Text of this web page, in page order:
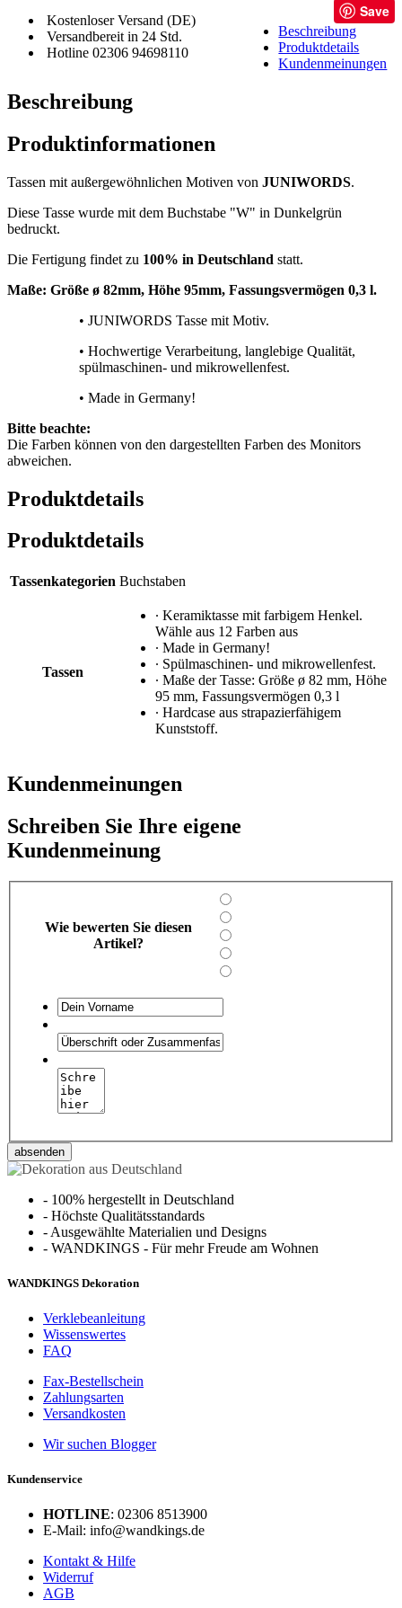
Kostenloser Versand (DE)
Versandbereit in 24 Std.
Hotline 02306 94698110
Save
Beschreibung
Produktdetails
Kundenmeinungen
Beschreibung
Produktinformationen
Tassen mit außergewöhnlichen Motiven von JUNIWORDS.
Diese Tasse wurde mit dem Buchstabe "W" in Dunkelgrün
bedruckt.
Die Fertigung findet zu 100% in Deutschland statt.
Maße: Größe ø 82mm, Höhe 95mm, Fassungsvermögen 0,3 l.
• JUNIWORDS Tasse mit Motiv.
• Hochwertige Verarbeitung, langlebige Qualität,
spülmaschinen- und mikrowellenfest.
• Made in Germany!
Bitte beachte:
Die Farben können von den dargestellten Farben des Monitors
abweichen.
Produktdetails
Produktdetails
Tassenkategorien Buchstaben
Tassen
∙ Keramiktasse mit farbigem Henkel.
Wähle aus 12 Farben aus
∙ Made in Germany!
∙ Spülmaschinen- und mikrowellenfest.
∙ Maße der Tasse: Größe ø 82 mm, Höhe
95 mm, Fassungsvermögen 0,3 l
∙ Hardcase aus strapazierfähigem
Kunststoff.
Kundenmeinungen
Schreiben Sie Ihre eigene
Kundenmeinung
Wie bewerten Sie diesen
Artikel?
absenden
- 100% hergestellt in Deutschland
- Höchste Qualitätsstandards
- Ausgewählte Materialien und Designs
- WANDKINGS - Für mehr Freude am Wohnen
WANDKINGS Dekoration
Verklebeanleitung
Wissenswertes
FAQ
Fax-Bestellschein
Zahlungsarten
Versandkosten
Wir suchen Blogger
Kundenservice
HOTLINE: 02306 8513900
E-Mail: info@wandkings.de
Kontakt & Hilfe
Widerruf
AGB